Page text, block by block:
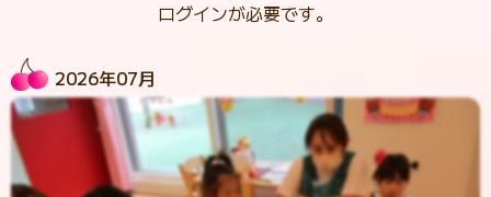
ログインが必要です。
2026年07月